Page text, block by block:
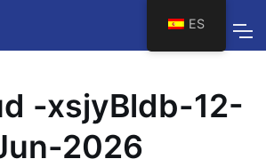
-xsjyBldb-12-
2026
ES